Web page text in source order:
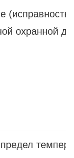
охранной